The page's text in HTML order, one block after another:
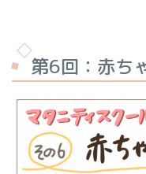
第6回：赤ち